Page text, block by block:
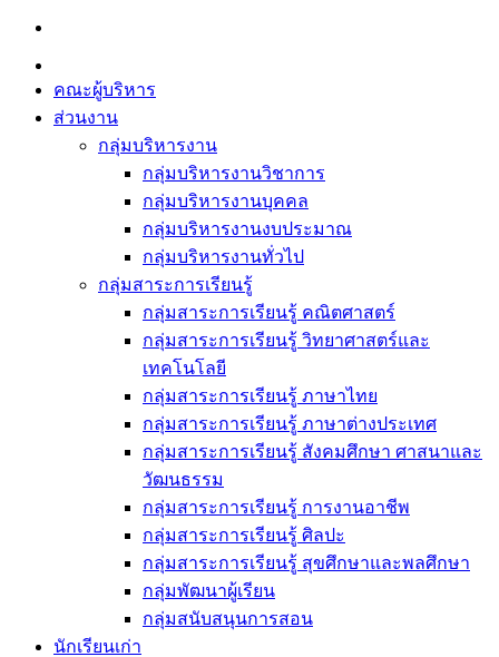
Skip
content
คณะผู้บริหาร
ส่วนงาน
กลุ่มบริหารงาน
กลุ่มบริหารงานวิชาการ
กลุ่มบริหารงานบุคคล
กลุ่มบริหารงานงบประมาณ
กลุ่มบริหารงานทั่วไป
กลุ่มสาระการเรียนรู้
กลุ่มสาระการเรียนรู้ คณิตศาสตร์
กลุ่มสาระการเรียนรู้ วิทยาศาสตร์และ
เทคโนโลยี
กลุ่มสาระการเรียนรู้ ภาษาไทย
กลุ่มสาระการเรียนรู้ ภาษาต่างประเทศ
กลุ่มสาระการเรียนรู้ สังคมศึกษา ศาสนาและ
วัฒนธรรม
กลุ่มสาระการเรียนรู้ การงานอาชีพ
กลุ่มสาระการเรียนรู้ ศิลปะ
กลุ่มสาระการเรียนรู้ สุขศึกษาและพลศึกษา
กลุ่มพัฒนาผู้เรียน
กลุ่มสนับสนุนการสอน
นักเรียนเก่า